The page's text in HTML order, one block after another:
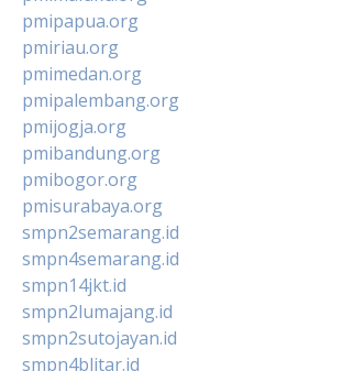
pmipapua.org
pmiriau.org
pmimedan.org
pmipalembang.org
pmijogja.org
pmibandung.org
pmibogor.org
pmisurabaya.org
smpn2semarang.id
smpn4semarang.id
smpn14jkt.id
smpn2lumajang.id
smpn2sutojayan.id
smpn4blitar.id